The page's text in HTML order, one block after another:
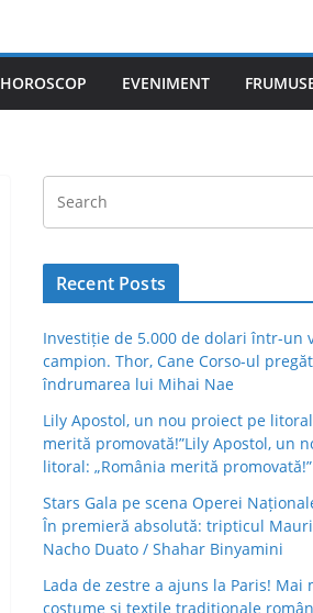
HOROSCOP EVENIMENT
Recent Posts
Investiție de 5.000 de dolari într-un
campion. Thor, Cane Corso-ul
îndrumarea lui Mihai Nae
Lily Apostol, un nou proiect pe
merită promovată!”Lily Apostol, un
litoral: „România merită promovată!”
Stars Gala pe scena Operei
În premieră absolută: tripticul
Nacho Duato / Shahar Binyamini
Lada de zestre a ajuns la Paris! Mai
costume și textile tradiționale